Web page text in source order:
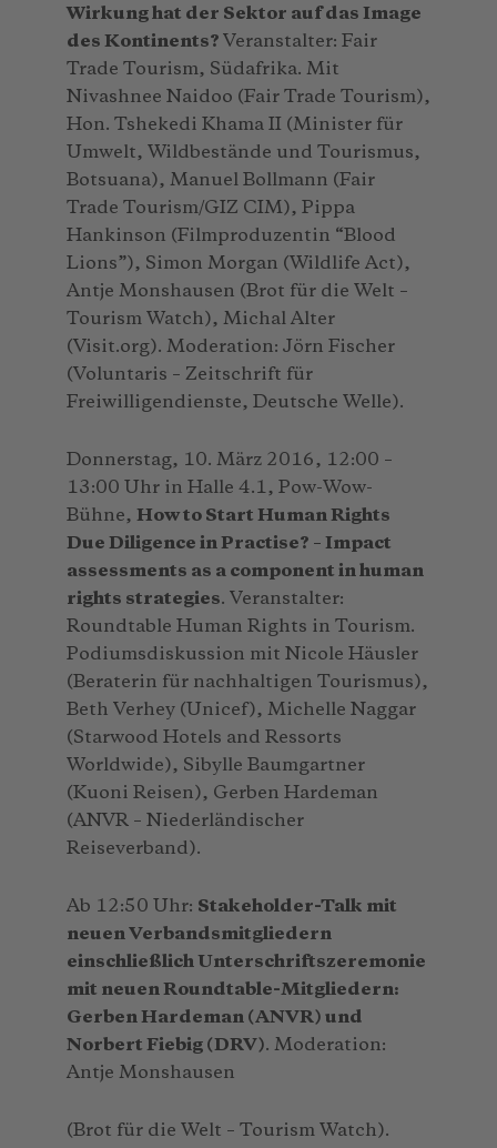
Wirkung hat der Sektor auf das Image
des Kontinents? Veranstalter: Fair
Trade Tourism, Südafrika. Mit
Nivashnee Naidoo (Fair Trade Tourism),
Hon. Tshekedi Khama II (Minister für
Umwelt, Wildbestände und Tourismus,
Botsuana), Manuel Bollmann (Fair
Trade Tourism/GIZ CIM), Pippa
Hankinson (Filmproduzentin “Blood
Lions”), Simon Morgan (Wildlife Act),
Antje Monshausen (Brot für die Welt –
Tourism Watch), Michal Alter
(Visit.org). Moderation: Jörn Fischer
(Voluntaris – Zeitschrift für
Freiwilligendienste, Deutsche Welle).
Donnerstag, 10. März 2016, 12:00 –
13:00 Uhr in Halle 4.1, Pow-Wow-
Bühne, How to Start Human Rights
Due Diligence in Practise? – Impact
assessments as a component in human
rights strategies. Veranstalter:
Roundtable Human Rights in Tourism.
Podiumsdiskussion mit Nicole Häusler
(Beraterin für nachhaltigen Tourismus),
Beth Verhey (Unicef), Michelle Naggar
(Starwood Hotels and Ressorts
Worldwide), Sibylle Baumgartner
(Kuoni Reisen), Gerben Hardeman
(ANVR – Niederländischer
Reiseverband).
Ab 12:50 Uhr: Stakeholder-Talk mit
neuen Verbandsmitgliedern
einschließlich Unterschriftszeremonie
mit neuen Roundtable-Mitgliedern:
Gerben Hardeman (ANVR) und
Norbert Fiebig (DRV). Moderation:
Antje Monshausen
(Brot für die Welt – Tourism Watch).